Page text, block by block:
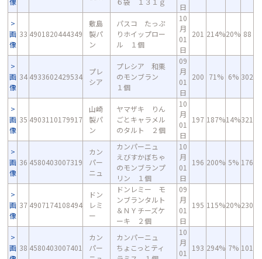
日
画
像
33 4901820444349
敷島
製パ
ン
パスコ たっぷ
りホイップロー
ル １個
10
月
01
日
201 214%20% 88
画
像
34 4933602429534
プレ
シア
プレシア 和栗
のモンブラン
１個
09
月
01
日
200 71% 6% 302
画
像
35 4903110179917
山崎
製パ
ン
ヤマザキ りん
ごとキャラメル
のタルト ２個
10
月
01
日
197 187%14%321
画
像
36 4580403007319
カン
パー
ニュ
カンパーニュ
えびすかぼちゃ
のモンブランプ
リン １個
10
月
01
日
196 200% 5% 176
画
像
37 4907174108494
ドン
レミ
ー
ドンレミー モ
ンブランタルト
＆ＮＹチーズケ
ーキ ２個
09
月
01
日
195 115%20%230
画 38 4580403007401
カン
パー
カンパーニュ
ちょこっとティ
10
月
01
193 294% 7% 101